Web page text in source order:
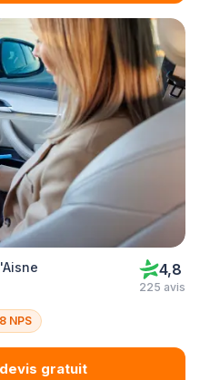
4,8
225 avis
NPS
gratuit